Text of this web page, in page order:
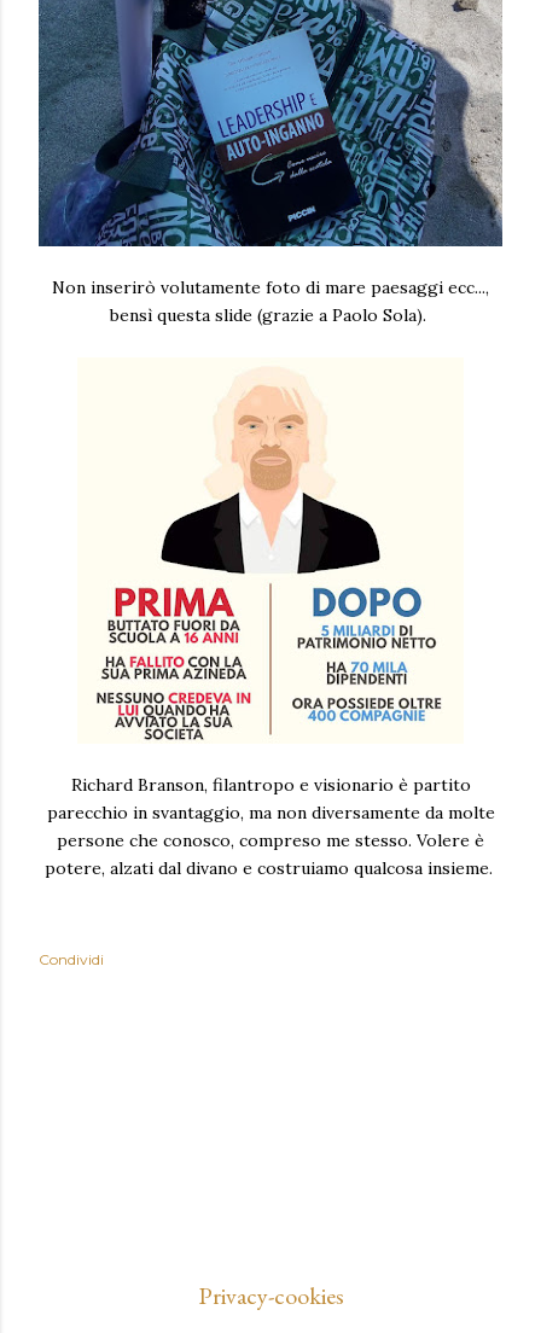
Non inserirò volutamente foto di mare paesaggi ecc...,
bensì questa slide (grazie a Paolo Sola).
Richard Branson, filantropo e visionario è partito
parecchio in svantaggio, ma non diversamente da molte
persone che conosco, compreso me stesso. Volere è
potere, alzati dal divano e costruiamo qualcosa insieme.
Condividi
Privacy-cookies